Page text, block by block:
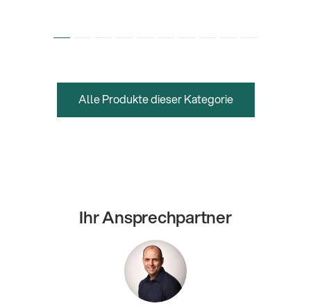
Alle Produkte dieser Kategorie
Ihr Ansprechpartner